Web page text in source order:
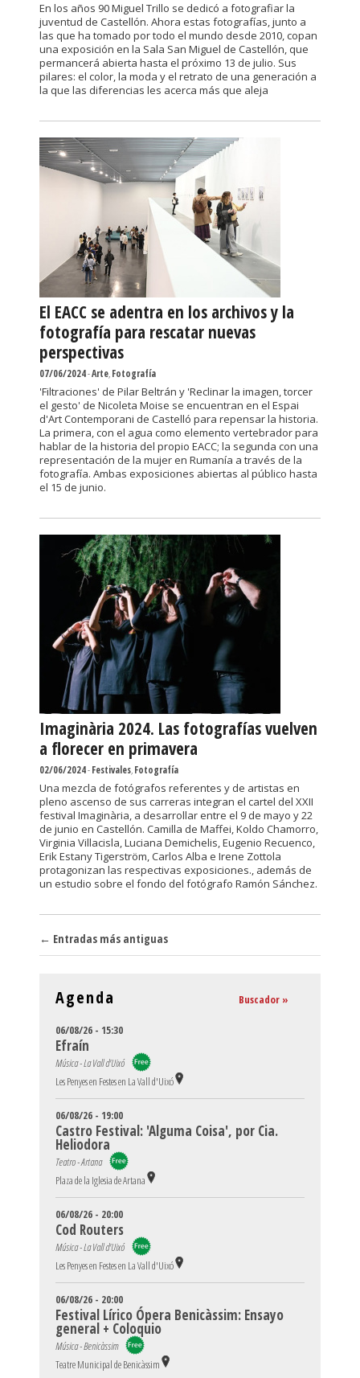
En los años 90 Miguel Trillo se dedicó a fotografiar la
juventud de Castellón. Ahora estas fotografías, junto a
las que ha tomado por todo el mundo desde 2010, copan
una exposición en la Sala San Miguel de Castellón, que
permancerá abierta hasta el próximo 13 de julio. Sus
pilares: el color, la moda y el retrato de una generación a
la que las diferencias les acerca más que aleja
El EACC se adentra en los archivos y la
fotografía para rescatar nuevas
perspectivas
07/06/2024-Arte,Fotografía
'Filtraciones' de Pilar Beltrán y 'Reclinar la imagen, torcer
el gesto' de Nicoleta Moise se encuentran en el Espai
d'Art Contemporani de Castelló para repensar la historia.
La primera, con el agua como elemento vertebrador para
hablar de la historia del propio EACC; la segunda con una
representación de la mujer en Rumanía a través de la
fotografía. Ambas exposiciones abiertas al público hasta
el 15 de junio.
Imaginària 2024. Las fotografías vuelven
a florecer en primavera
02/06/2024-Festivales,Fotografía
Una mezcla de fotógrafos referentes y de artistas en
pleno ascenso de sus carreras integran el cartel del XXII
festival Imaginària, a desarrollar entre el 9 de mayo y 22
de junio en Castellón. Camilla de Maffei, Koldo Chamorro,
Virginia Villacisla, Luciana Demichelis, Eugenio Recuenco,
Erik Estany Tigerström, Carlos Alba e Irene Zottola
protagonizan las respectivas exposiciones., además de
un estudio sobre el fondo del fotógrafo Ramón Sánchez.
Navegador de artículos
← Entradas más antiguas
Agenda Buscador »
06/08/26 - 15:30
Efraín
Música - La Vall d'Uixó
Les Penyes en Festes en La Vall d'Uixó
06/08/26 - 19:00
Castro Festival: 'Alguma Coisa', por Cia.
Heliodora
Teatro - Artana
Plaza de la Iglesia de Artana
06/08/26 - 20:00
Cod Routers
Música - La Vall d'Uixó
Les Penyes en Festes en La Vall d'Uixó
06/08/26 - 20:00
Festival Lírico Ópera Benicàssim: Ensayo
general + Coloquio
Música - Benicàssim
Teatre Municipal de Benicàssim